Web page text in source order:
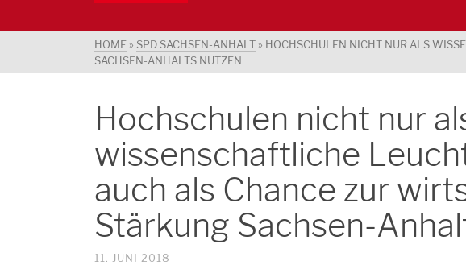
HOME » SPD SACHSEN-ANHALT » HOCHSCHULEN NICHT NUR ALS
SACHSEN-ANHALTS NUTZEN
Hochschulen nicht nur
wissenschaftliche
auch als Chance zur
Stärkung Sachsen-
11. JUNI 2018